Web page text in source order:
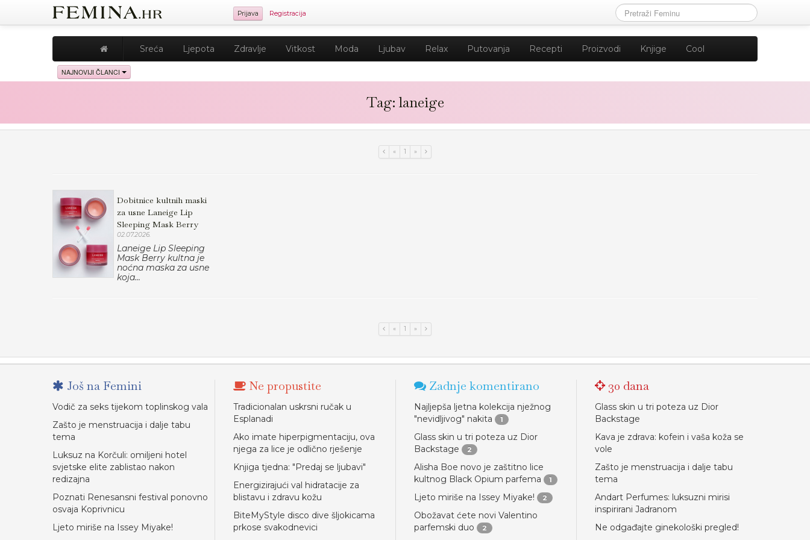
Prijava Registracija
Sreća Ljepota Zdravlje Vitkost Moda Ljubav Relax Putovanja Recepti Proizvodi Knjige Cool
NAJNOVIJI ČLANCI
Tag: laneige
« 1 »
Dobitnice kultnih maski
za usne Laneige Lip
Sleeping Mask Berry
02.07.2026.
Laneige Lip Sleeping
Mask Berry kultna je
noćna maska za usne
koja...
« 1 »
Još na Femini
Vodič za seks tijekom toplinskog vala
Zašto je menstruacija i dalje tabu
tema
Luksuz na Korčuli: omiljeni hotel
svjetske elite zablistao nakon
redizajna
Poznati Renesansni festival ponovno
osvaja Koprivnicu
Ljeto miriše na Issey Miyake!
Ne propustite
Tradicionalan uskrsni ručak u
Esplanadi
Ako imate hiperpigmentaciju, ova
njega za lice je odlično rješenje
Knjiga tjedna: "Predaj se ljubavi"
Energizirajući val hidratacije za
blistavu i zdravu kožu
BiteMyStyle disco dive šljokicama
prkose svakodnevici
Zadnje komentirano
Najljepša ljetna kolekcija nježnog
"nevidljivog" nakita
1
Glass skin u tri poteza uz Dior
Backstage
2
Alisha Boe novo je zaštitno lice
kultnog Black Opium parfema
1
Ljeto miriše na Issey Miyake! 2
Obožavat ćete novi Valentino
parfemski duo
2
30 dana
Glass skin u tri poteza uz Dior
Backstage
Kava je zdrava: kofein i vaša koža se
vole
Zašto je menstruacija i dalje tabu
tema
Andart Perfumes: luksuzni mirisi
inspirirani Jadranom
Ne odgađajte ginekološki pregled!